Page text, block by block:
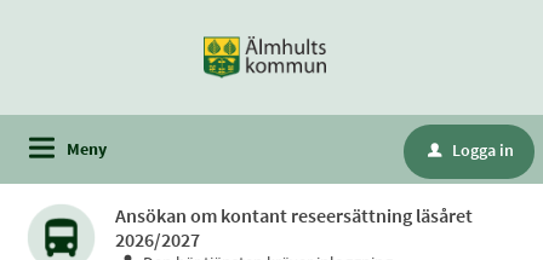
Meny u Logga in
Ansökan om kontant reseersättning läsåret
2026/2027